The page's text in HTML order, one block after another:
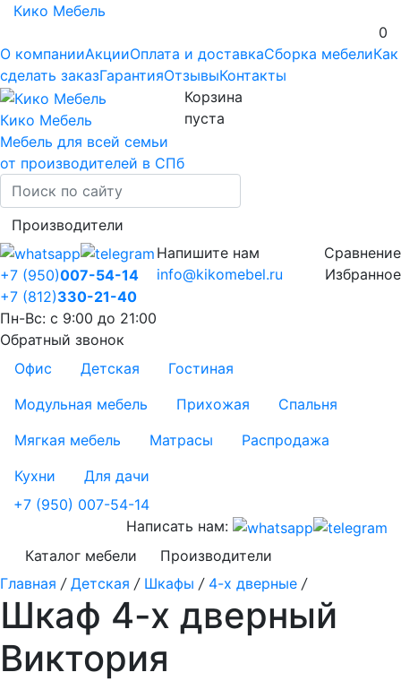
Кико Мебель
0
О компанииАкцииОплата и доставкаСборка мебелиКак
сделать заказГарантияОтзывыКонтакты
Кико Мебель
Мебель для всей семьи
от производителей в СПб
Производители
+7 (950)007-54-14
+7 (812)330-21-40
Пн-Вс: с 9:00 до 21:00
Обратный звонок
Напишите нам
info@kikomebel.ru
Сравнение
Избранное
Корзина
пуста
Офис Детская
Гостиная
Модульная мебель
Прихожая
Спальня
Мягкая мебель
Матрасы
Распродажа
Кухни
Для дачи
+7 (950) 007-54-14
Написать нам:
Каталог мебели
Производители
Главная / Детская / Шкафы / 4-х дверные /
Шкаф 4-х дверный
Виктория